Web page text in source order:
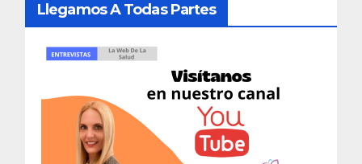
Llegamos A Todas Partes